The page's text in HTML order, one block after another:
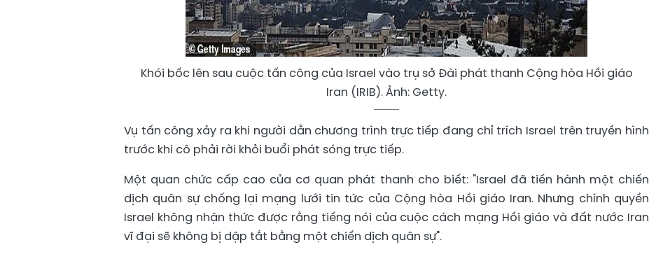
Khói bốc lên sau cuộc tấn công của Israel vào trụ sở Đài phát thanh Cộng hòa Hồi giáo
Iran (IRIB). Ảnh: Getty.
Vụ tấn công xảy ra khi người dẫn chương trình trực tiếp đang chỉ trích Israel trên truyền hình
trước khi cô phải rời khỏi buổi phát sóng trực tiếp.
Một quan chức cấp cao của cơ quan phát thanh cho biết: "Israel đã tiến hành một chiến
dịch quân sự chống lại mạng lưới tin tức của Cộng hòa Hồi giáo Iran. Nhưng chính quyền
Israel không nhận thức được rằng tiếng nói của cuộc cách mạng Hồi giáo và đất nước Iran
vĩ đại sẽ không bị dập tắt bằng một chiến dịch quân sự".